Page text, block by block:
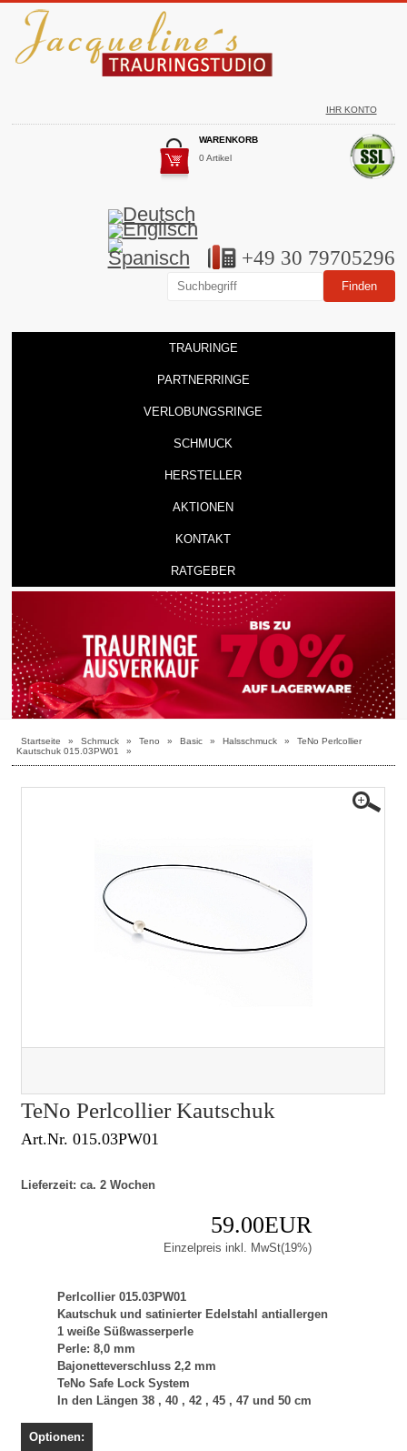
IHR KONTO
WARENKORB
0 Artikel
+49 30 79705296
TRAURINGE
PARTNERRINGE
VERLOBUNGSRINGE
SCHMUCK
HERSTELLER
AKTIONEN
KONTAKT
RATGEBER
Startseite » Schmuck » Teno » Basic » Halsschmuck »
TeNo Perlcollier
Kautschuk 015.03PW01
»
TeNo Perlcollier Kautschuk
Art.Nr. 015.03PW01
Lieferzeit: ca. 2 Wochen
59.00EUR
Einzelpreis inkl. MwSt(19%)
Perlcollier 015.03PW01
Kautschuk und satinierter Edelstahl antiallergen
1 weiße Süßwasserperle
Perle: 8,0 mm
Bajonetteverschluss 2,2 mm
TeNo Safe Lock System
In den Längen 38 , 40 , 42 , 45 , 47 und 50 cm
Optionen: